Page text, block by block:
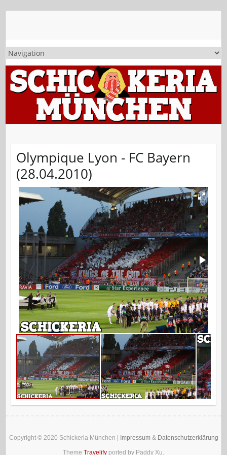
Olympique Lyon - FC Bayern
(28.04.2010)
Copyright © 2020 Schickeria München Impressum& Datenschutzerklärung
Theme Travelify ported by Paddy Xu.